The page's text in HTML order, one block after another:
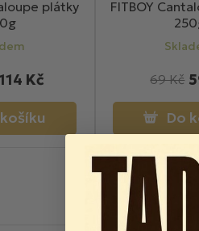
plátky
Kč
FITBOY
69 Kč
Do